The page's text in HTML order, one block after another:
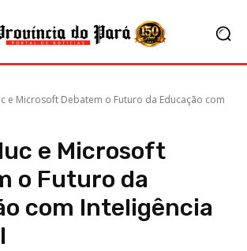
e Microsoft Debatem o Futuro da Educação com
e Microsoft
o Futuro da
com Inteligência